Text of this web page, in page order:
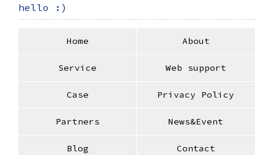
hello :)
Home About
Service Web support
Case Privacy Policy
Partners News&Event
Blog Contact